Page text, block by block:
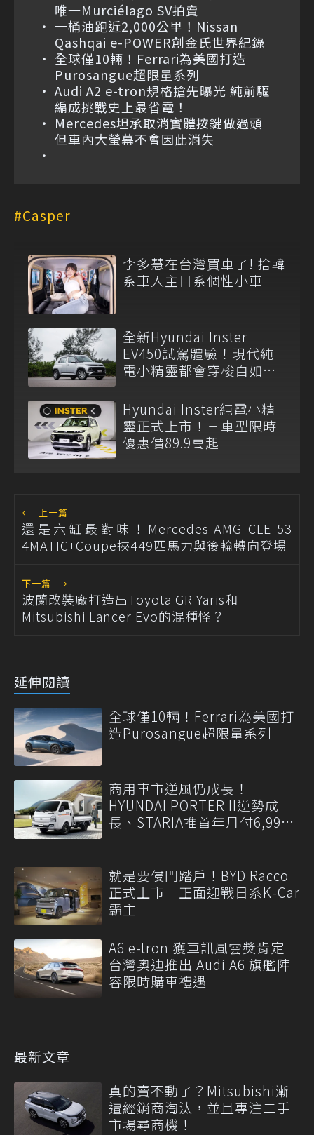
唯一Murciélago SV拍賣
一桶油跑近2,000公里！Nissan
Qashqai e-POWER創金氏世界紀錄
全球僅10輛！Ferrari為美國打造
Purosangue超限量系列
Audi A2 e-tron規格搶先曝光 純前驅
編成挑戰史上最省電！
Mercedes坦承取消實體按鍵做過頭
但車內大螢幕不會因此消失
Casper
李多慧在台灣買車了! 捨韓
系車入主日系個性小車
全新Hyundai Inster
EV450試駕體驗！現代純
電小精靈都會穿梭自如展
Hyundai Inster純電小精
靈正式上市！三車型限時
優惠價89.9萬起
← 上一篇
還是六缸最對味！Mercedes-AMG CLE 53
4MATIC+Coupe挾449匹馬力與後輪轉向登場
下一篇 →
波蘭改裝廠打造出Toyota GR Yaris和
Mitsubishi Lancer Evo的混種怪？
延伸閱讀
全球僅10輛！Ferrari為美國打
造Purosangue超限量系列
商用車市逆風仍成長！
HYUNDAI PORTER II逆勢成
長、STARIA推首年月付6,999
就是要侵門踏戶！BYD Racco
正式上市 正面迎戰日系K-Car
霸主
A6 e-tron 獲車訊風雲獎肯定
台灣奧迪推出 Audi A6 旗艦陣
容限時購車禮遇
最新文章
真的賣不動了？Mitsubishi漸
遭經銷商淘汰，並且專注二手
市場尋商機！